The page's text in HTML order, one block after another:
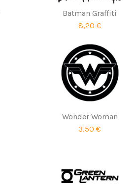
Batman Graffiti
8,20 €
Wonder Woman
3,50 €